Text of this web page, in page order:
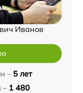
Иванов
– 5 лет
– 1 480